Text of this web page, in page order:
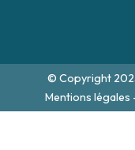
© Copyright
Mentions légales